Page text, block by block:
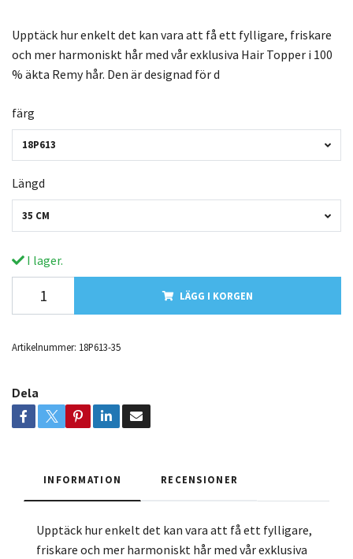
Upptäck hur enkelt det kan vara att få ett fylligare, friskare
och mer harmoniskt hår med vår exklusiva Hair Topper i 100
% äkta Remy hår. Den är designad för d
färg
18P613
Längd
35 CM
I lager.
LÄGG I KORGEN
Artikelnummer: 18P613-35
Dela
INFORMATION RECENSIONER
Upptäck hur enkelt det kan vara att få ett fylligare,
friskare och mer harmoniskt hår med vår exklusiva